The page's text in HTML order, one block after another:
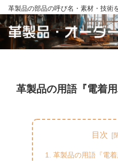
革製品の部品の呼び名・素材・技術
革製品の用語『電着
目次
革製品の用語『電